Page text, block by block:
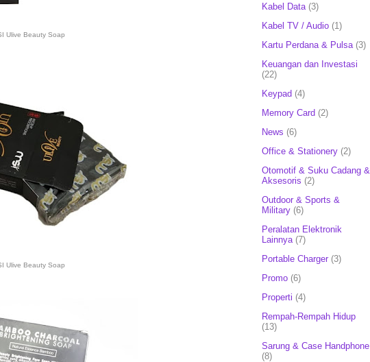
Ulive Beauty Soap
Ulive Beauty Soap
Kabel Data (3)
Kabel TV / Audio (1)
Kartu Perdana & Pulsa (3)
Keuangan dan Investasi
(22)
Keypad (4)
Memory Card (2)
News (6)
Office & Stationery (2)
Otomotif & Suku Cadang &
Aksesoris (2)
Outdoor & Sports &
Military (6)
Peralatan Elektronik
Lainnya (7)
Portable Charger (3)
Promo (6)
Properti (4)
Rempah-Rempah Hidup
(13)
Sarung & Case Handphone
(8)